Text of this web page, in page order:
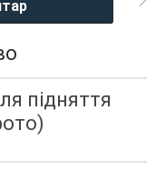
підняття